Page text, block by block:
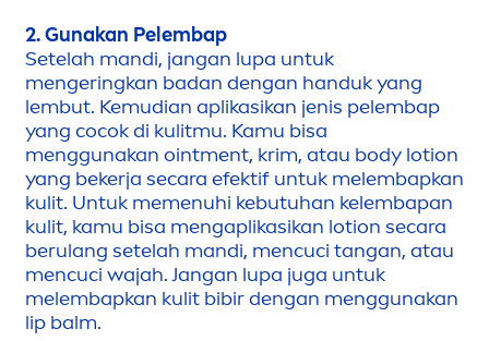
2. Gunakan Pelembap
Setelah mandi, jangan lupa untuk
mengeringkan badan dengan handuk yang
lembut. Kemudian aplikasikan jenis pelembap
yang cocok di kulitmu. Kamu bisa
menggunakan ointment, krim, atau body lotion
yang bekerja secara efektif untuk melembapkan
kulit. Untuk memenuhi kebutuhan kelembapan
kulit, kamu bisa mengaplikasikan lotion secara
berulang setelah mandi, mencuci tangan, atau
mencuci wajah. Jangan lupa juga untuk
melembapkan kulit bibir dengan menggunakan
lip balm.